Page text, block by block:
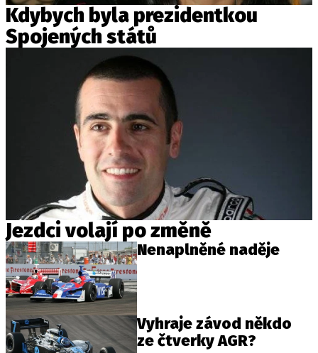
Kdybych byla prezidentkou
Spojených států
Jezdci volají po změně
Nenaplněné naděje
Vyhraje závod někdo
ze čtverky AGR?